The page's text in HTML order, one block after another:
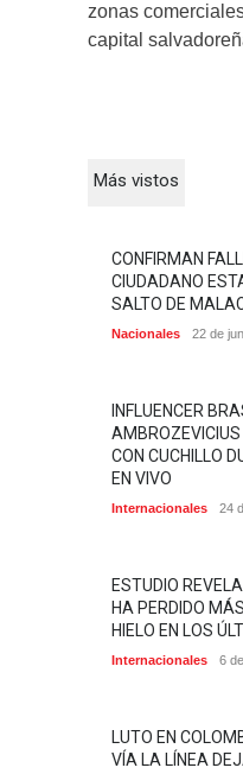
zonas
capital
Más vistos
CONFIRMAN
CIUDADANO
SALTO DE
Nacionales 22 de
INFLUENCER
CON CUCHILLO
EN VIVO
Internacionales 24
ESTUDIO
HA PERDIDO
HIELO EN LOS
Internacionales 6
LUTO EN
VÍA LA LÍNEA